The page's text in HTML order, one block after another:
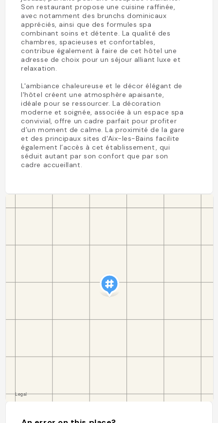
Son restaurant propose une cuisine raffinée,
avec notamment des brunchs dominicaux
appréciés, ainsi que des formules spa
combinant soins et détente. La qualité des
chambres, spacieuses et confortables,
contribue également à faire de cet hôtel une
adresse de choix pour un séjour alliant luxe et
relaxation.
L'ambiance chaleureuse et le décor élégant de
l'hôtel créent une atmosphère apaisante,
idéale pour se ressourcer. La décoration
moderne et soignée, associée à un espace spa
convivial, offre un cadre parfait pour profiter
d’un moment de calme. La proximité de la gare
et des principaux sites d'Aix-les-Bains facilite
également l’accès à cet établissement, qui
séduit autant par son confort que par son
cadre accueillant.